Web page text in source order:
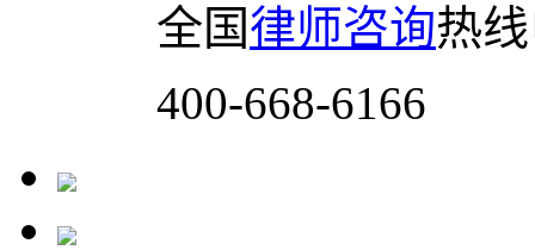
全国律师咨询热
400-668-6166